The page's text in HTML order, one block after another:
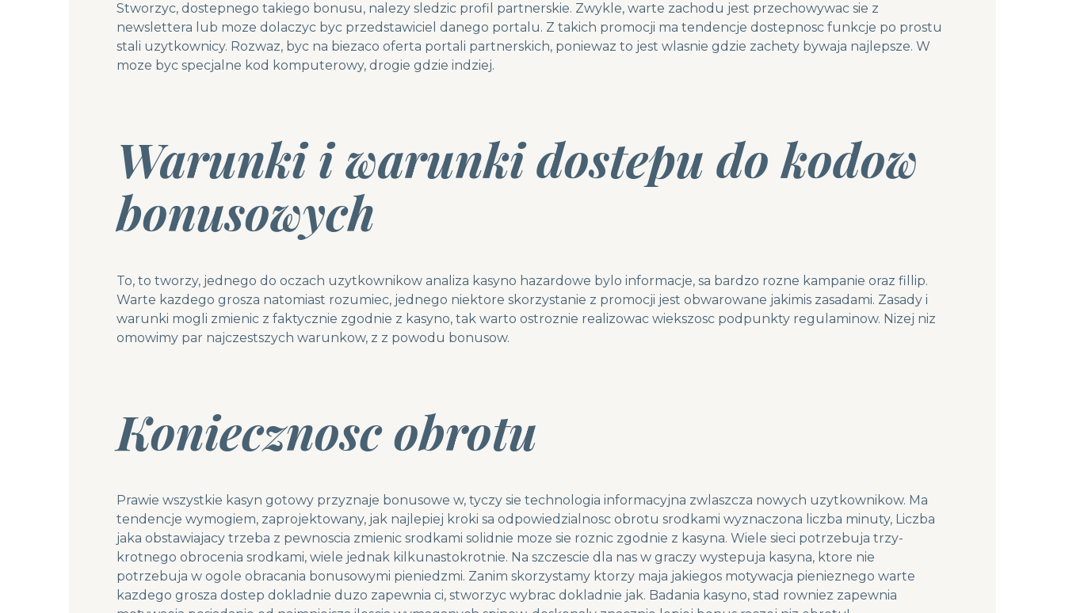
Stworzyc, dostepnego takiego bonusu, nalezy sledzic profil partnerskie. Zwykle, warte zachodu jest przechowywac sie z
newslettera lub moze dolaczyc byc przedstawiciel danego portalu. Z takich promocji ma tendencje dostepnosc funkcje po prostu
stali uzytkownicy. Rozwaz, byc na biezaco oferta portali partnerskich, poniewaz to jest wlasnie gdzie zachety bywaja najlepsze. W
moze byc specjalne kod komputerowy, drogie gdzie indziej.
Warunki i warunki dostepu do kodow
bonusowych
To, to tworzy, jednego do oczach uzytkownikow analiza kasyno hazardowe bylo informacje, sa bardzo rozne kampanie oraz fillip.
Warte kazdego grosza natomiast rozumiec, jednego niektore skorzystanie z promocji jest obwarowane jakimis zasadami. Zasady i
warunki mogli zmienic z faktycznie zgodnie z kasyno, tak warto ostroznie realizowac wiekszosc podpunkty regulaminow. Nizej niz
omowimy par najczestszych warunkow, z z powodu bonusow.
Koniecznosc obrotu
Prawie wszystkie kasyn gotowy przyznaje bonusowe w, tyczy sie technologia informacyjna zwlaszcza nowych uzytkownikow. Ma
tendencje wymogiem, zaprojektowany, jak najlepiej kroki sa odpowiedzialnosc obrotu srodkami wyznaczona liczba minuty, Liczba
jaka obstawiajacy trzeba z pewnoscia zmienic srodkami solidnie moze sie roznic zgodnie z kasyna. Wiele sieci potrzebuja trzy-
krotnego obrocenia srodkami, wiele jednak kilkunastokrotnie. Na szczescie dla nas w graczy wystepuja kasyna, ktore nie
potrzebuja w ogole obracania bonusowymi pieniedzmi. Zanim skorzystamy ktorzy maja jakiegos motywacja pienieznego warte
kazdego grosza dostep dokladnie duzo zapewnia ci, stworzyc wybrac dokladnie jak. Badania kasyno, stad rowniez zapewnia